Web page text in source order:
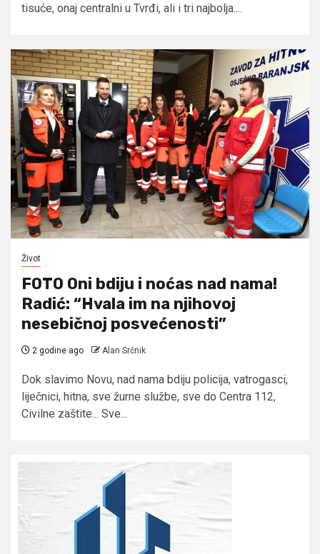
tisuće, onaj centralni u Tvrđi, ali i tri najbolja....
Život
FOTO Oni bdiju i noćas nad nama!
Radić: “Hvala im na njihovoj
nesebičnoj posvećenosti”
2 godine ago Alan Srčnik
Dok slavimo Novu, nad nama bdiju policija, vatrogasci,
liječnici, hitna, sve žurne službe, sve do Centra 112,
Civilne zaštite... Sve...